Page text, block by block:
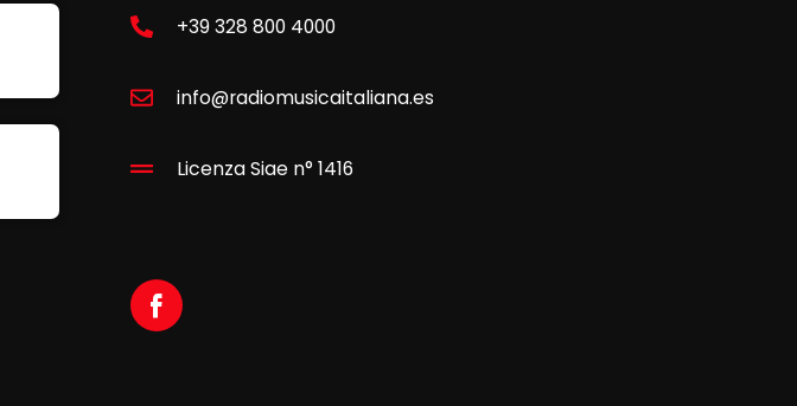
+39 328 800 4000
info@radiomusicaitaliana.es
Licenza Siae n° 1416